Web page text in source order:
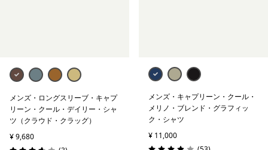
メンズ・ロングスリーブ・キャプ
リーン・クール・デイリー・シャ
ツ（クラウド・クラッグ）
¥ 9,680
メンズ・キャプリーン・クール・
メリノ・ブレンド・グラフィッ
ク・シャツ
¥ 11,000